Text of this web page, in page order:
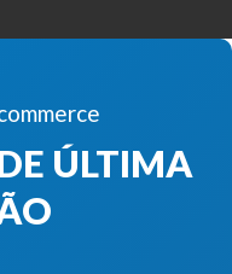
ÚLTIMA